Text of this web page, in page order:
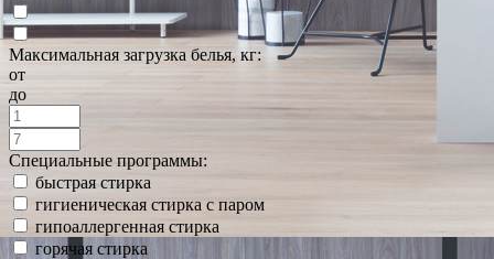
Максимальная загрузка белья, кг:
от
до
Специальные программы:
быстрая стирка
гигиеническая стирка с паром
гипоаллергенная стирка
горячая стирка